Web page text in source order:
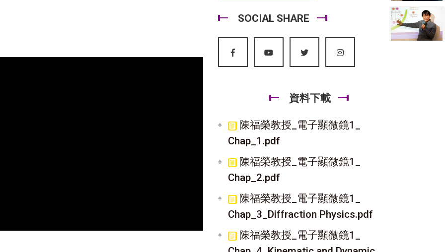
SOCIAL SHARE
資料下載
陳福榮教授_電子顯微鏡1_
Chap_1.pdf
陳福榮教授_電子顯微鏡1_
Chap_2.pdf
陳福榮教授_電子顯微鏡1_
Chap_3_Diffraction Physics.pdf
陳福榮教授_電子顯微鏡1_